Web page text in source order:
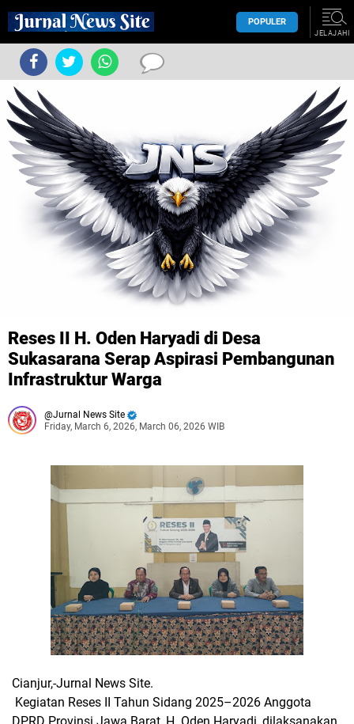
POPULER
JELAJAHI
Reses II H. Oden Haryadi di Desa
Sukasarana Serap Aspirasi Pembangunan
Infrastruktur Warga
Jurnal News Site
Friday, March 6, 2026, March 06, 2026 WIB
Cianjur,-Jurnal News Site.
Kegiatan Reses II Tahun Sidang 2025–2026 Anggota
DPRD Provinsi Jawa Barat, H. Oden Haryadi, dilaksanakan